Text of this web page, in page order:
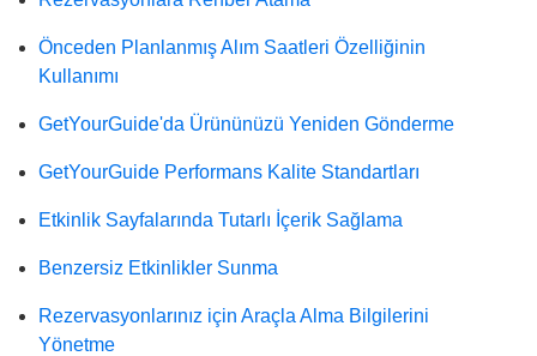
Önceden Planlanmış Alım Saatleri Özelliğinin
Kullanımı
GetYourGuide'da Ürününüzü Yeniden Gönderme
GetYourGuide Performans Kalite Standartları
Etkinlik Sayfalarında Tutarlı İçerik Sağlama
Benzersiz Etkinlikler Sunma
Rezervasyonlarınız için Araçla Alma Bilgilerini
Yönetme